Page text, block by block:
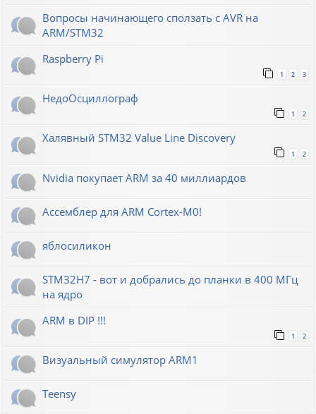
Вопросы начинающего сползать с AVR на
ARM/STM32
Raspberry Pi
1 2 3
НедоОсциллограф
1 2
Халявный STM32 Value Line Discovery
1 2
Nvidia покупает ARM за 40 миллиардов
Ассемблер для ARM Cortex-M0!
яблосиликон
STM32H7 - вот и добрались до планки в 400 МГц
на ядро
ARM в DIP !!!
1 2
Визуальный симулятор ARM1
Teensy